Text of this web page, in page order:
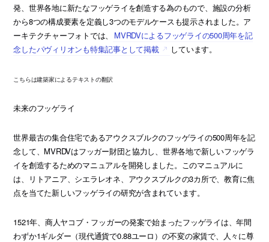
発、世界各地に新たなフッゲライを創造する為のもので、施設の分析
から8つの構成要素を定義し3つのモデルケースも提示されました。ア
ーキテクチャーフォトでは、
MVRDVによるフッゲライの500周年を記
念したパヴィリオンも特集記事として掲載
しています。
こちらは建築家によるテキストの翻訳
未来のフッゲライ
世界最古の集合住宅であるアウクスブルクのフッゲライの500周年を記
念して、MVRDVはフッガー財団と協力し、世界各地で新しいフッゲラ
イを創造するためのマニュアルを開発しました。このマニュアルに
は、リトアニア、シエラレオネ、アウクスブルクの3カ所で、教育に焦
点を当てた新しいフッゲライの研究が含まれています。
1521年、商人ヤコブ・フッガーの発案で始まったフッゲライは、年間
わずか1ギルダー（現代通貨で0.88ユーロ）の不変の家賃で、人々に尊